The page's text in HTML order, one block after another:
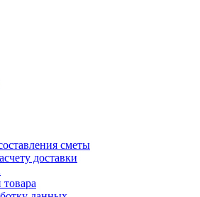
сметы
доставки